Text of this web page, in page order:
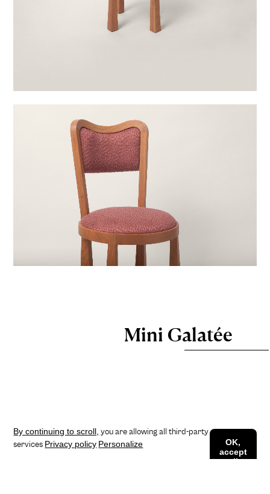
Mini Galatée
By continuing to scroll, you are allowing all third-party
services Privacy policy Personalize
OK,
accept
all